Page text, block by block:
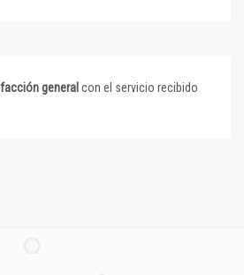
general con el servicio recibido